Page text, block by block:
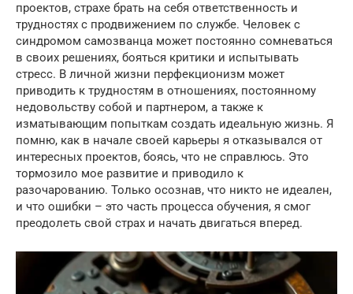
проектов, страхе брать на себя ответственность и
трудностях с продвижением по службе. Человек с
синдромом самозванца может постоянно сомневаться
в своих решениях, бояться критики и испытывать
стресс. В личной жизни перфекционизм может
приводить к трудностям в отношениях, постоянному
недовольству собой и партнером, а также к
изматывающим попыткам создать идеальную жизнь. Я
помню, как в начале своей карьеры я отказывался от
интересных проектов, боясь, что не справлюсь. Это
тормозило мое развитие и приводило к
разочарованию. Только осознав, что никто не идеален,
и что ошибки – это часть процесса обучения, я смог
преодолеть свой страх и начать двигаться вперед.